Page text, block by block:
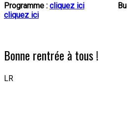
Programme : cliquez ici Bulletin
cliquez ici
Bonne rentrée à tous !
LR